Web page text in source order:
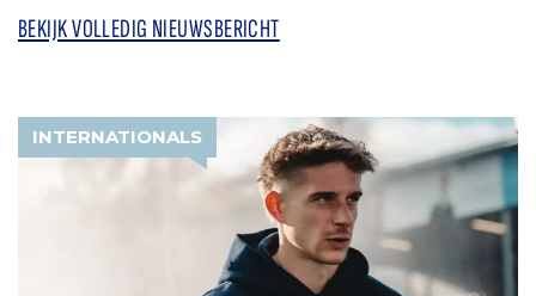
BEKIJK VOLLEDIG NIEUWSBERICHT
INTERNATIONALS